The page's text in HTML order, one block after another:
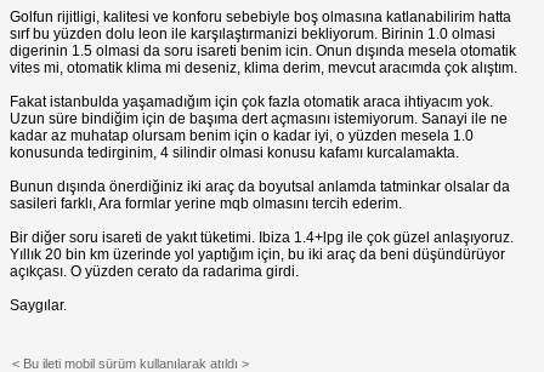
Golfun rijitligi, kalitesi ve konforu sebebiyle boş olmasına katlanabilirim hatta
sırf bu yüzden dolu leon ile karşılaştırmanizi bekliyorum. Birinin 1.0 olmasi
digerinin 1.5 olmasi da soru isareti benim icin. Onun dışında mesela otomatik
vites mi, otomatik klima mi deseniz, klima derim, mevcut aracımda çok alıştım.
Fakat istanbulda yaşamadığım için çok fazla otomatik araca ihtiyacım yok.
Uzun süre bindiğim için de başıma dert açmasını istemiyorum. Sanayi ile ne
kadar az muhatap olursam benim için o kadar iyi, o yüzden mesela 1.0
konusunda tedirginim, 4 silindir olmasi konusu kafamı kurcalamakta.
Bunun dışında önerdiğiniz iki araç da boyutsal anlamda tatminkar olsalar da
sasileri farklı, Ara formlar yerine mqb olmasını tercih ederim.
Bir diğer soru isareti de yakıt tüketimi. Ibiza 1.4+lpg ile çok güzel anlaşıyoruz.
Yıllık 20 bin km üzerinde yol yaptığım için, bu iki araç da beni düşündürüyor
açıkçası. O yüzden cerato da radarima girdi.
Saygılar.
< Bu ileti mobil sürüm kullanılarak atıldı >